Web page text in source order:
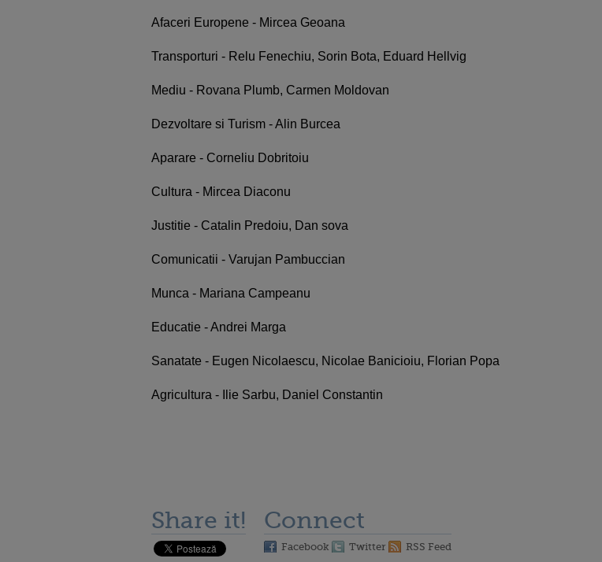
Afaceri Europene - Mircea Geoana
Transporturi - Relu Fenechiu, Sorin Bota, Eduard Hellvig
Mediu - Rovana Plumb, Carmen Moldovan
Dezvoltare si Turism - Alin Burcea
Aparare - Corneliu Dobritoiu
Cultura - Mircea Diaconu
Justitie - Catalin Predoiu, Dan sova
Comunicatii - Varujan Pambuccian
Munca - Mariana Campeanu
Educatie - Andrei Marga
Sanatate - Eugen Nicolaescu, Nicolae Banicioiu, Florian Popa
Agricultura - Ilie Sarbu, Daniel Constantin
Share it! Connect
Facebook Twitter RSS Feed